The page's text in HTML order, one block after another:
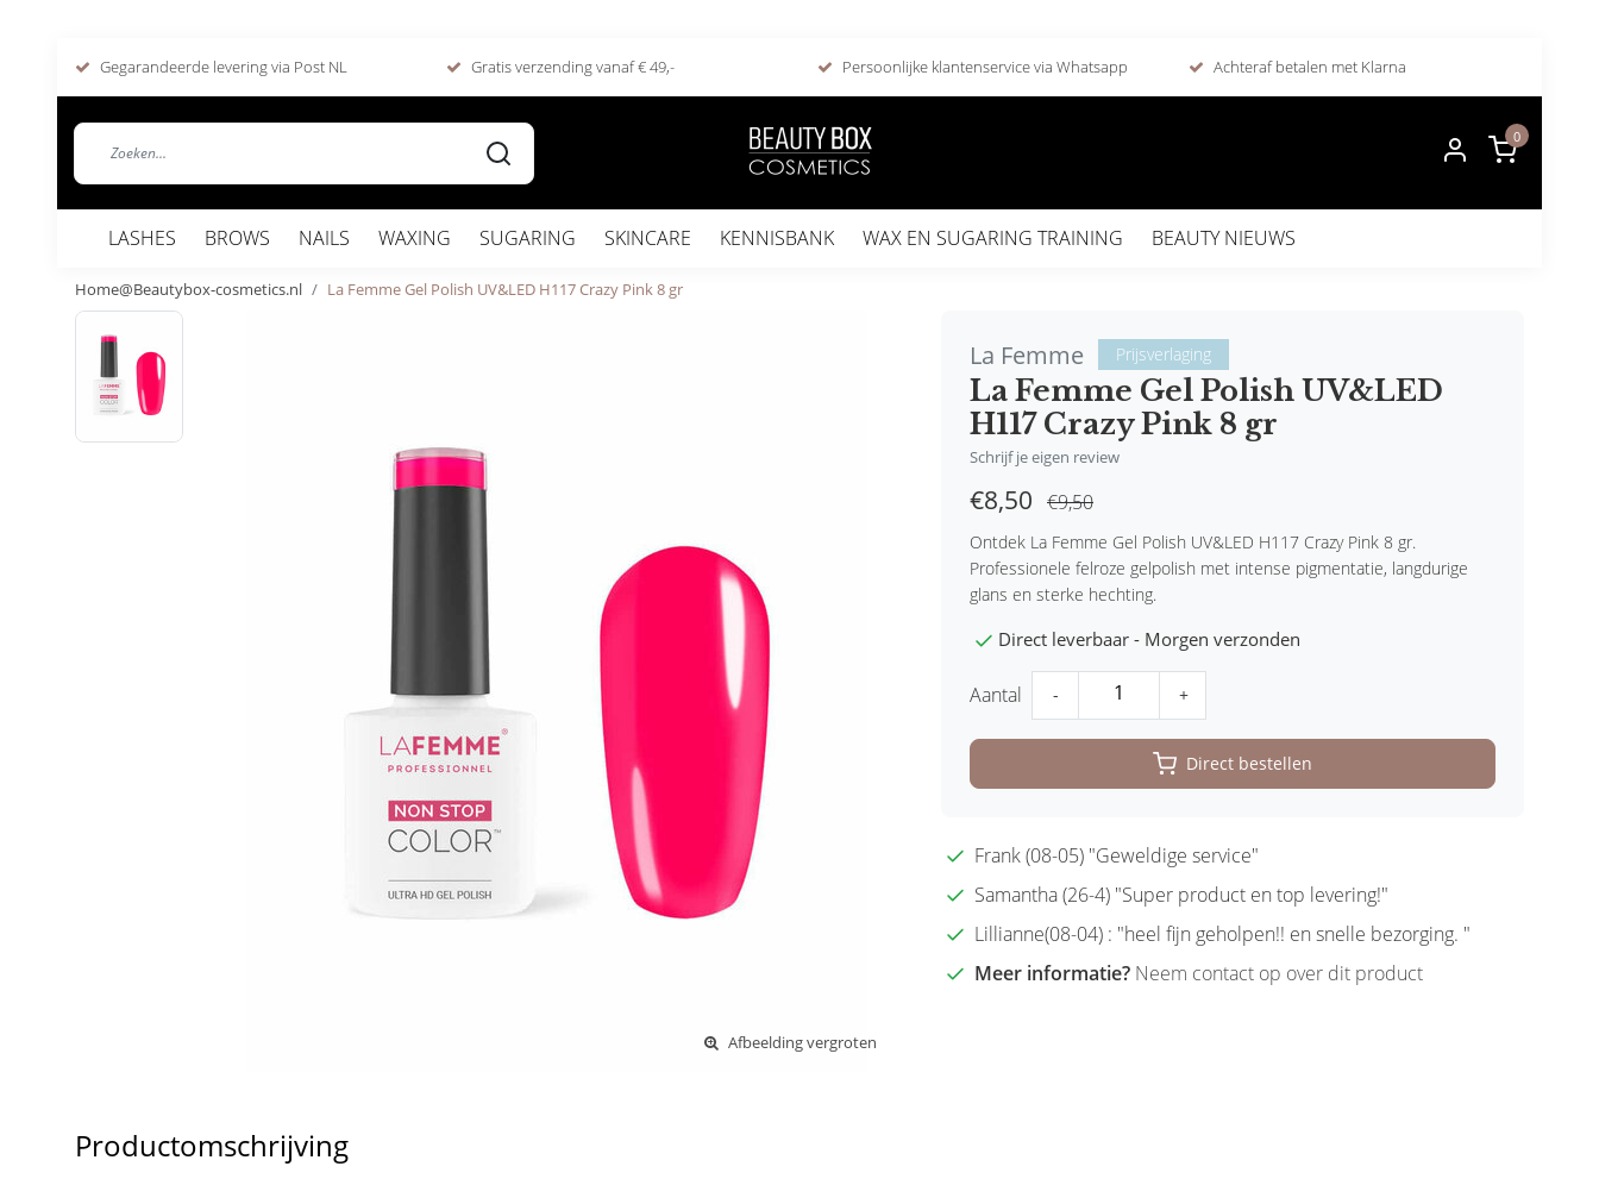
Gegarandeerde levering via Post NL Gratis verzending vanaf € 49,- Persoonlijke klantenservice via Whatsapp Achteraf betalen met Klarna
0
LASHES BROWS NAILS WAXING SUGARING SKINCARE KENNISBANK WAX EN SUGARING TRAINING BEAUTY NIEUWS
Home@Beautybox-cosmetics.nl La Femme Gel Polish UV&LED H117 Crazy Pink 8 gr
Afbeelding vergroten
La Femme Prijsverlaging
La Femme Gel Polish UV&LED
H117 Crazy Pink 8 gr
Schrijf je eigen review
€8,50 €9,50
Ontdek La Femme Gel Polish UV&LED H117 Crazy Pink 8 gr.
Professionele felroze gelpolish met intense pigmentatie, langdurige
glans en sterke hechting.
Direct leverbaar - Morgen verzonden
Aantal - +
Direct bestellen
Frank (08-05) "Geweldige service"
Samantha (26-4) "Super product en top levering!"
Lillianne(08-04) : "heel fijn geholpen!! en snelle bezorging. "
Meer informatie? Neem contact op over dit product
Productomschrijving